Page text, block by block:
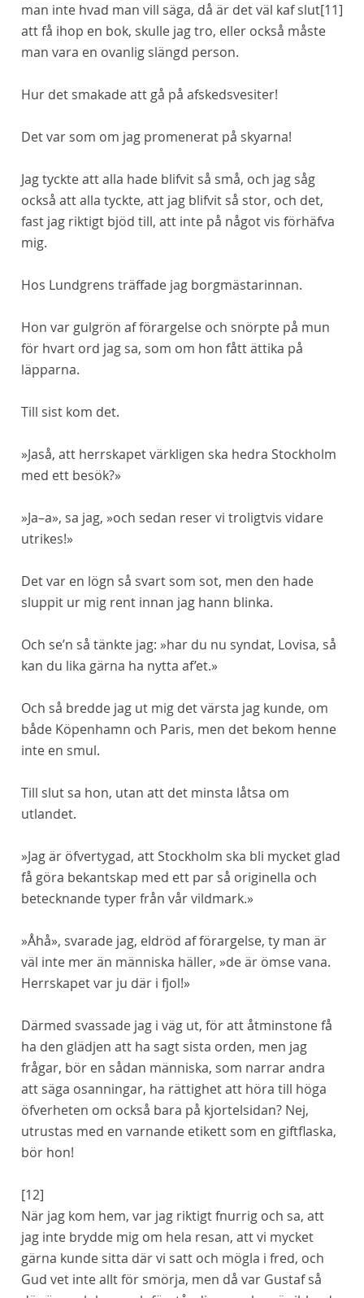
man inte hvad man vill säga, då är det väl kaf slut[11]
att få ihop en bok, skulle jag tro, eller också måste
man vara en ovanlig slängd person.
Hur det smakade att gå på afskedsvesiter!
Det var som om jag promenerat på skyarna!
Jag tyckte att alla hade blifvit så små, och jag såg
också att alla tyckte, att jag blifvit så stor, och det,
fast jag riktigt bjöd till, att inte på något vis förhäfva
mig.
Hos Lundgrens träffade jag borgmästarinnan.
Hon var gulgrön af förargelse och snörpte på mun
för hvart ord jag sa, som om hon fått ättika på
läpparna.
Till sist kom det.
»Jaså, att herrskapet värkligen ska hedra Stockholm
med ett besök?»
»Ja–a», sa jag, »och sedan reser vi troligtvis vidare
utrikes!»
Det var en lögn så svart som sot, men den hade
sluppit ur mig rent innan jag hann blinka.
Och se’n så tänkte jag: »har du nu syndat, Lovisa, så
kan du lika gärna ha nytta af’et.»
Och så bredde jag ut mig det värsta jag kunde, om
både Köpenhamn och Paris, men det bekom henne
inte en smul.
Till slut sa hon, utan att det minsta låtsa om
utlandet.
»Jag är öfvertygad, att Stockholm ska bli mycket glad
få göra bekantskap med ett par så originella och
betecknande typer från vår vildmark.»
»Åhå», svarade jag, eldröd af förargelse, ty man är
väl inte mer än människa häller, »de är ömse vana.
Herrskapet var ju där i fjol!»
Därmed svassade jag i väg ut, för att åtminstone få
ha den glädjen att ha sagt sista orden, men jag
frågar, bör en sådan människa, som narrar andra
att säga osanningar, ha rättighet att höra till höga
öfverheten om också bara på kjortelsidan? Nej,
utrustas med en varnande etikett som en giftflaska,
bör hon!
[12]
När jag kom hem, var jag riktigt fnurrig och sa, att
jag inte brydde mig om hela resan, att vi mycket
gärna kunde sitta där vi satt och mögla i fred, och
Gud vet inte allt för smörja, men då var Gustaf så